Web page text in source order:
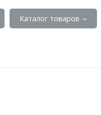
Каталог товаров